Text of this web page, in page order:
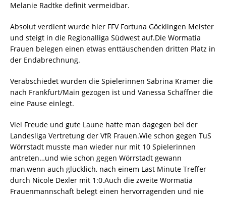
Melanie Radtke definit vermeidbar.
Absolut verdient wurde hier FFV Fortuna Göcklingen Meister
und steigt in die Regionalliga Südwest auf.Die Wormatia
Frauen belegen einen etwas enttäuschenden dritten Platz in
der Endabrechnung.
Verabschiedet wurden die Spielerinnen Sabrina Krämer die
nach Frankfurt/Main gezogen ist und Vanessa Schäffner die
eine Pause einlegt.
Viel Freude und gute Laune hatte man dagegen bei der
Landesliga Vertretung der VfR Frauen.Wie schon gegen TuS
Wörrstadt musste man wieder nur mit 10 Spielerinnen
antreten…und wie schon gegen Wörrstadt gewann
man,wenn auch glücklich, nach einem Last Minute Treffer
durch Nicole Dexler mit 1:0.Auch die zweite Wormatia
Frauenmannschaft belegt einen hervorragenden und nie